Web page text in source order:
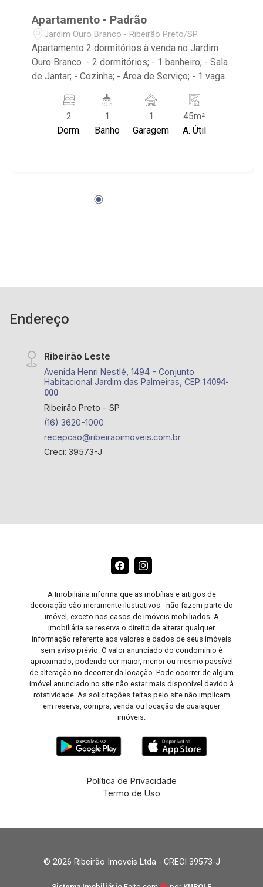
Apartamento - Padrão
Jardim Ouro Branco - Ribeirão Preto/SP
Apartamento 2 dormitórios à venda no Jardim
Ouro Branco - 2 dormitórios; - 1 banheiro; - Sala
de Jantar; - Cozinha; - Área de Serviço; - 1 vaga;
academia, portaria 24h, quadra esportiva, salão
de festas, corrimão, piso tátil, churrasqueira,
playground e rampa de acesso; - Próximo a
2
Dorm.
1
Banho
1
Garagem
45m²
A. Útil
Endereço
Ribeirão Leste
Avenida Henri Nestlé, 1494 - Conjunto
Habitacional Jardim das Palmeiras, CEP:14094-
000
Ribeirão Preto - SP
(16) 3620-1000
recepcao@ribeiraoimoveis.com.br
Creci: 39573-J
A Imobiliária informa que as mobílias e artigos de
decoração são meramente ilustrativos - não fazem parte do
imóvel, exceto nos casos de imóveis mobiliados. A
imobiliária se reserva o direito de alterar qualquer
informação referente aos valores e dados de seus imóveis
sem aviso prévio. O valor anunciado do condomínio é
aproximado, podendo ser maior, menor ou mesmo passível
de alteração no decorrer da locação. Pode ocorrer de algum
imóvel anunciado no site não estar mais disponível devido à
rotatividade. As solicitações feitas pelo site não implicam
em reserva, compra, venda ou locação de quaisquer
imóveis.
Política de Privacidade
Termo de Uso
© 2026 Ribeirão Imoveis Ltda - CRECI 39573-J